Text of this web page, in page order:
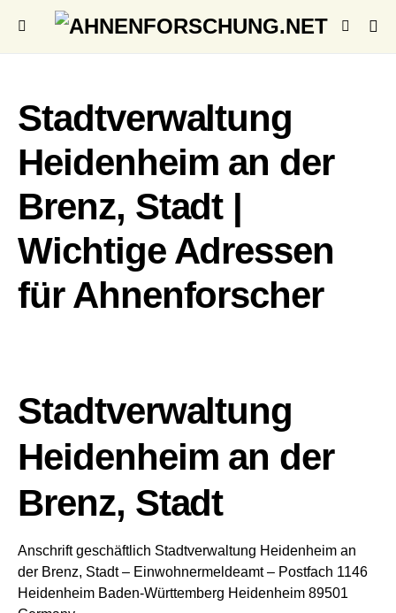
Stadtverwaltung
Heidenheim an der
Brenz, Stadt |
Wichtige Adressen
für Ahnenforscher
Stadtverwaltung
Heidenheim an der
Brenz, Stadt
Anschrift geschäftlich Stadtverwaltung Heidenheim an
der Brenz, Stadt – Einwohnermeldeamt – Postfach 1146
Heidenheim Baden-Württemberg Heidenheim 89501